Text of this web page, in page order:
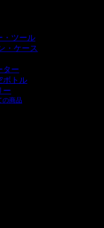
・ツール
・ケース
ター
ボトル
ー
の商品